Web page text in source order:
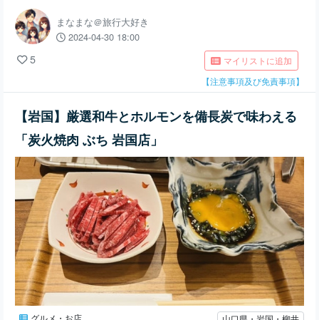
まなまな＠旅行大好き
2024-04-30 18:00
5
マイリストに追加
【注意事項及び免責事項】
【岩国】厳選和牛とホルモンを備長炭で味わえる
「炭火焼肉 ぶち 岩国店」